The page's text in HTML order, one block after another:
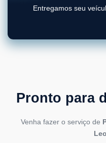
Entregamos seu
Pronto para
Venha fazer o serviço de